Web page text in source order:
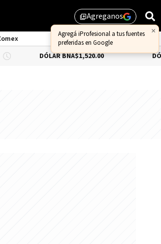
library_addAgreganos
×
Agregá iProfesional a tus fuentes
preferidas en Google
DÓLAR BNA$1,520.00 DÓLAR BLUE-